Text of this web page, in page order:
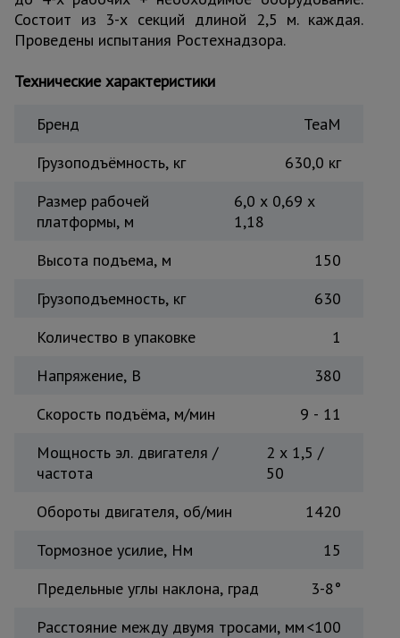
аппараты
Металл и
металлообработка
Состоит из 3-х секций длиной 2,5 м. каждая.
Проведены испытания Ростехнадзора.
Технические характеристики
Бренд
TeaM
Грузоподъёмность, кг
630,0 кг
Размер рабочей
платформы, м
6,0 х 0,69 х
1,18
Высота подъема, м
150
Грузоподъемность, кг
630
Количество в упаковке
1
Напряжение, B
380
Скорость подъёма, м/мин
9 - 11
Мощность эл. двигателя /
частота
2 x 1,5 /
50
Обороты двигателя, об/мин
1420
Тормозное усилие, Нм
15
Предельные углы наклона, град
3-8°
Расстояние между двумя тросами, мм<100